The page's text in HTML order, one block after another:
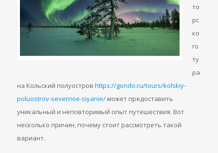
то
рс
ко
го
ту
ра
на Кольский полуостров https://gondo.ru/tours/kolskiy-
poluostrov-severnoe-siyanie/ может предоставить
уникальный и неповторимый опыт путешествия. Вот
несколько причин, почему стоит рассмотреть такой
вариант.